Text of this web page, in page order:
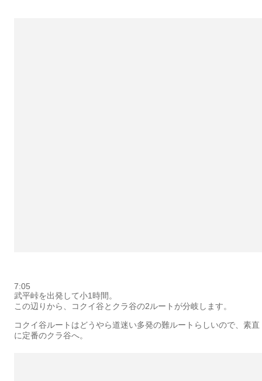
7:05
武平峠を出発して小1時間。
この辺りから、コクイ谷とクラ谷の2ルートが分岐します。
コクイ谷ルートはどうやら道迷い多発の難ルートらしいので、素直
に定番のクラ谷へ。